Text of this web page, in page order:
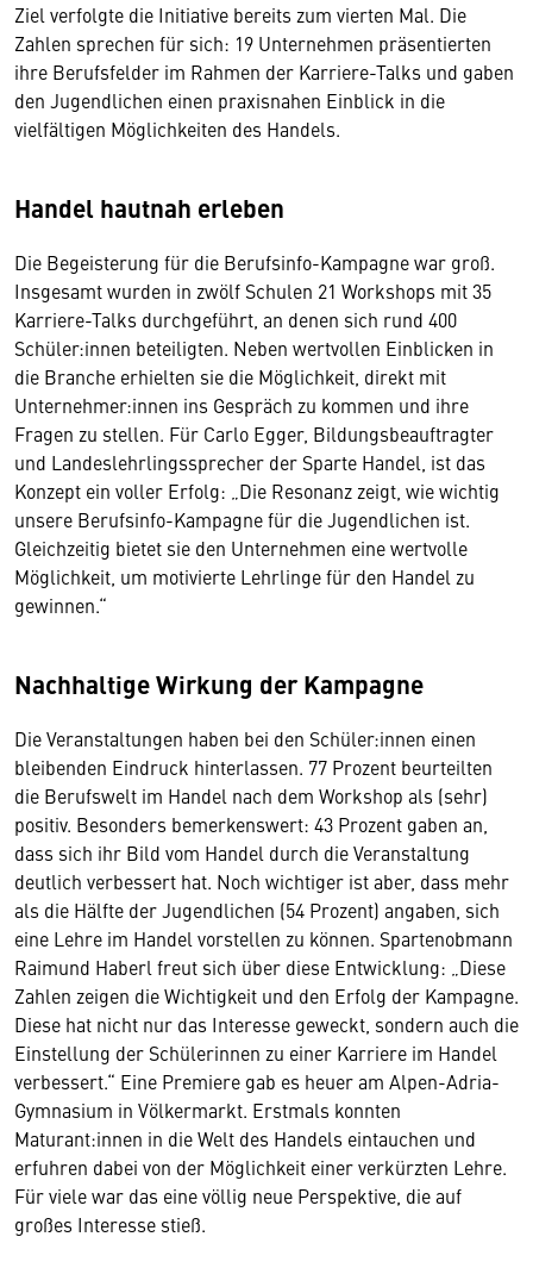
Ziel verfolgte die Initiative bereits zum vierten Mal. Die
Zahlen sprechen für sich: 19 Unternehmen präsentierten
ihre Berufsfelder im Rahmen der Karriere-Talks und gaben
den Jugendlichen einen praxisnahen Einblick in die
vielfältigen Möglichkeiten des Handels.
Handel hautnah erleben
Die Begeisterung für die Berufsinfo-Kampagne war groß.
Insgesamt wurden in zwölf Schulen 21 Workshops mit 35
Karriere-Talks durchgeführt, an denen sich rund 400
Schüler:innen beteiligten. Neben wertvollen Einblicken in
die Branche erhielten sie die Möglichkeit, direkt mit
Unternehmer:innen ins Gespräch zu kommen und ihre
Fragen zu stellen. Für Carlo Egger, Bildungsbeauftragter
und Landeslehrlingssprecher der Sparte Handel, ist das
Konzept ein voller Erfolg: „Die Resonanz zeigt, wie wichtig
unsere Berufsinfo-Kampagne für die Jugendlichen ist.
Gleichzeitig bietet sie den Unternehmen eine wertvolle
Möglichkeit, um motivierte Lehrlinge für den Handel zu
gewinnen.“
Nachhaltige Wirkung der Kampagne
Die Veranstaltungen haben bei den Schüler:innen einen
bleibenden Eindruck hinterlassen. 77 Prozent beurteilten
die Berufswelt im Handel nach dem Workshop als (sehr)
positiv. Besonders bemerkenswert: 43 Prozent gaben an,
dass sich ihr Bild vom Handel durch die Veranstaltung
deutlich verbessert hat. Noch wichtiger ist aber, dass mehr
als die Hälfte der Jugendlichen (54 Prozent) angaben, sich
eine Lehre im Handel vorstellen zu können. Spartenobmann
Raimund Haberl freut sich über diese Entwicklung: „Diese
Zahlen zeigen die Wichtigkeit und den Erfolg der Kampagne.
Diese hat nicht nur das Interesse geweckt, sondern auch die
Einstellung der Schülerinnen zu einer Karriere im Handel
verbessert.“ Eine Premiere gab es heuer am Alpen-Adria-
Gymnasium in Völkermarkt. Erstmals konnten
Maturant:innen in die Welt des Handels eintauchen und
erfuhren dabei von der Möglichkeit einer verkürzten Lehre.
Für viele war das eine völlig neue Perspektive, die auf
großes Interesse stieß.